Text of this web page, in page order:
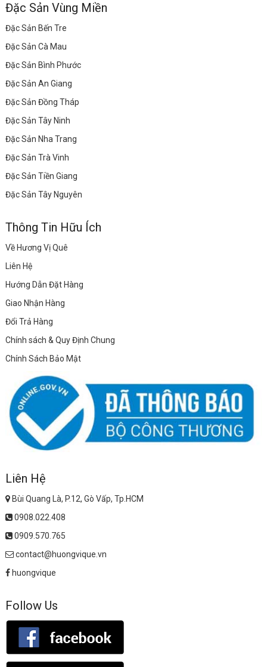
Đặc Sản Vùng Miền
Đặc Sản Bến Tre
Đặc Sản Cà Mau
Đặc Sản Bình Phước
Đặc Sản An Giang
Đặc Sản Đồng Tháp
Đặc Sản Tây Ninh
Đặc Sản Nha Trang
Đặc Sản Trà Vinh
Đặc Sản Tiền Giang
Đặc Sản Tây Nguyên
Thông Tin Hữu Ích
Về Hương Vị Quê
Liên Hệ
Hướng Dẫn Đặt Hàng
Giao Nhận Hàng
Đổi Trả Hàng
Chính sách & Quy Định Chung
Chính Sách Bảo Mật
Liên Hệ
Bùi Quang Là, P.12, Gò Vấp, Tp.HCM
0908.022.408
0909.570.765
contact@huongvique.vn
huongvique
Follow Us